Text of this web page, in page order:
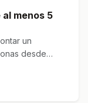
menos 5
un
desde